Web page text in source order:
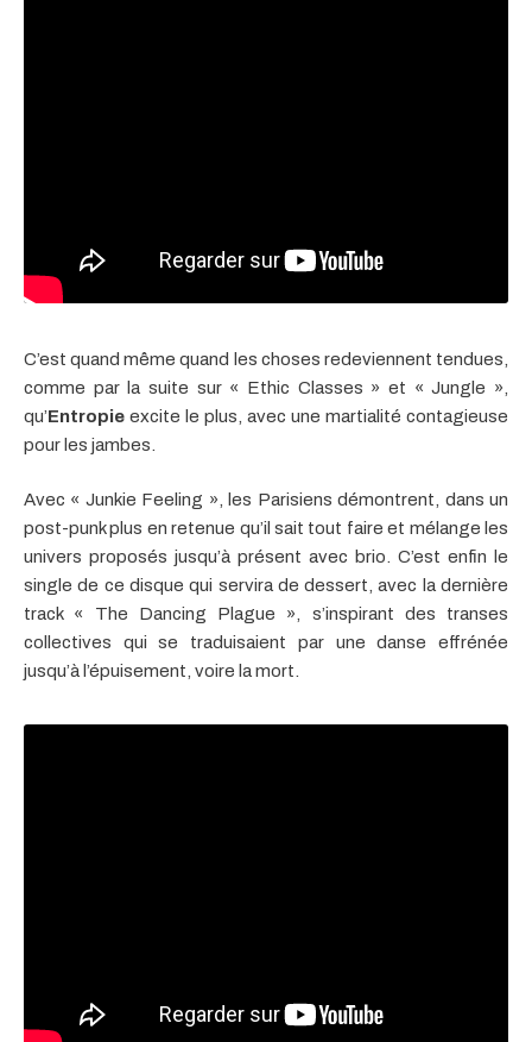
C’est quand même quand les choses redeviennent tendues,
comme par la suite sur « Ethic Classes » et « Jungle »,
qu’Entropie excite le plus, avec une martialité contagieuse
pour les jambes.
Avec « Junkie Feeling », les Parisiens démontrent, dans un
post-punk plus en retenue qu’il sait tout faire et mélange les
univers proposés jusqu’à présent avec brio. C’est enfin le
single de ce disque qui servira de dessert, avec la dernière
track « The Dancing Plague », s’inspirant des transes
collectives qui se traduisaient par une danse effrénée
jusqu’à l’épuisement, voire la mort.